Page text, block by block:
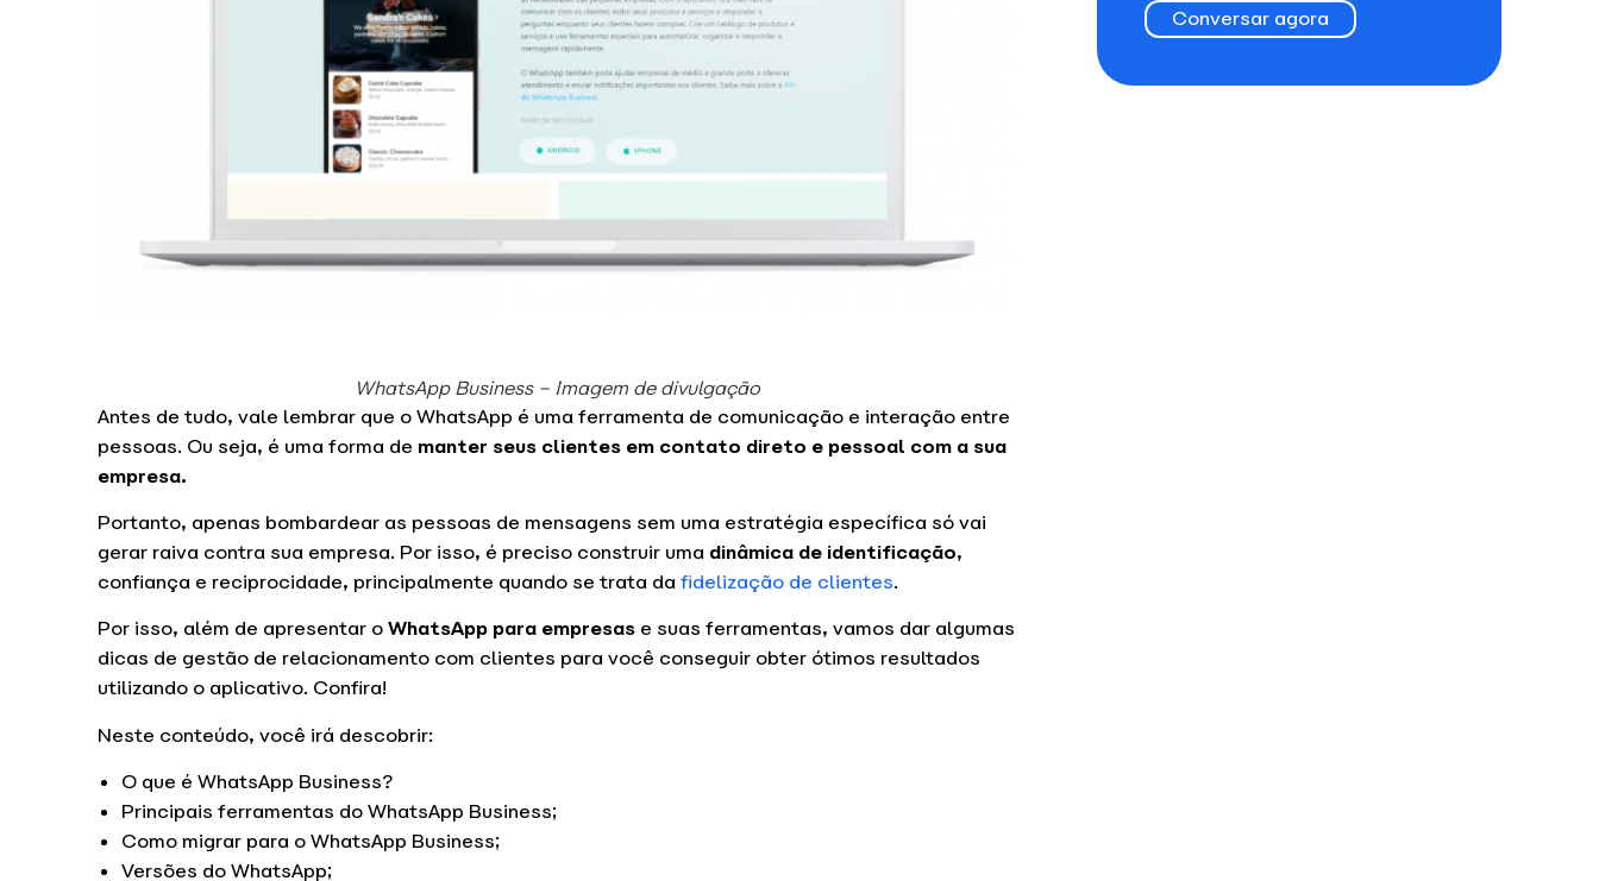
WhatsApp Business – Imagem de divulgação
Antes de tudo, vale lembrar que o WhatsApp é uma ferramenta de comunicação e interação entre
pessoas. Ou seja, é uma forma de manter seus clientes em contato direto e pessoal com a sua
empresa.
Portanto, apenas bombardear as pessoas de mensagens sem uma estratégia específica só vai
gerar raiva contra sua empresa. Por isso, é preciso construir uma dinâmica de identificação,
confiança e reciprocidade, principalmente quando se trata dafidelização de clientes.
Por isso, além de apresentar oWhatsApp para empresas e suas ferramentas, vamos dar algumas
dicas de gestão de relacionamento com clientes para você conseguir obter ótimos resultados
utilizando o aplicativo. Confira!
Neste conteúdo, você irá descobrir:
O que é WhatsApp Business?
Principais ferramentas do WhatsApp Business;
Como migrar para o WhatsApp Business;
Versões do WhatsApp;
Conversar agora